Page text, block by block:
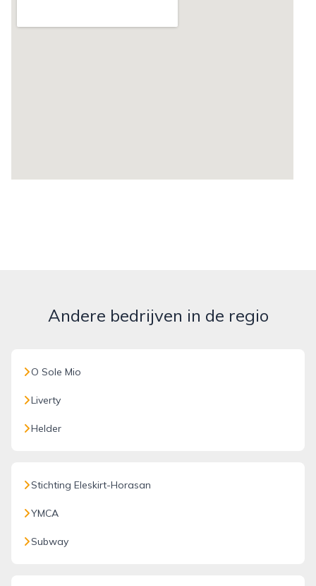
Andere bedrijven in de regio
O Sole Mio
Liverty
Helder
Stichting Eleskirt-Horasan
YMCA
Subway